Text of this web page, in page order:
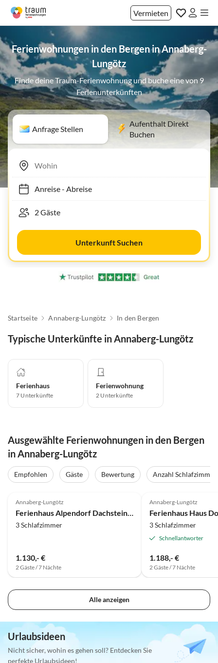
Vermieten
Ferienwohnungen in den Bergen in Annaberg-
Lungötz
Finde deine Traum-Ferienwohnung und buche eine von 9
Ferienunterkünften
Anfrage Stellen
Aufenthalt Direkt
Buchen
Anreise- Abreise
Unterkunft Suchen
Startseite Annaberg-Lungötz In den Bergen
Typische Unterkünfte in Annaberg-Lungötz
Ferienhaus
7 Unterkünfte
Ferienwohnung
2 Unterkünfte
Ausgewählte Ferienwohnungen in den Bergen
in Annaberg-Lungötz
Empfohlen Gäste Bewertung
Anzahl Schlafzimmer
Annaberg-Lungötz
3 Schlafzimmer
1.130,- €
2 Gäste / 7 Nächte
Annaberg-Lungötz
Ferienhaus Haus
3 Schlafzimmer
Schnellantworter
1.188,- €
2 Gäste / 7 Nächte
Alle anzeigen
Urlaubsideen
Nicht sicher, wohin es gehen soll? Entdecken Sie
perfekte Urlaubsideen!